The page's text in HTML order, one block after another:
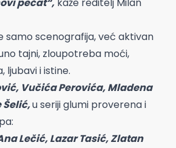
pečat“, kaže reditelj Milan
samo scenografija, već aktivan
tajni, zloupotreba moći,
ljubavi i istine.
Vučića Perovića, Mladena
Šelić,u seriji glumi proverena i
Lečić, Lazar Tasić, Zlatan